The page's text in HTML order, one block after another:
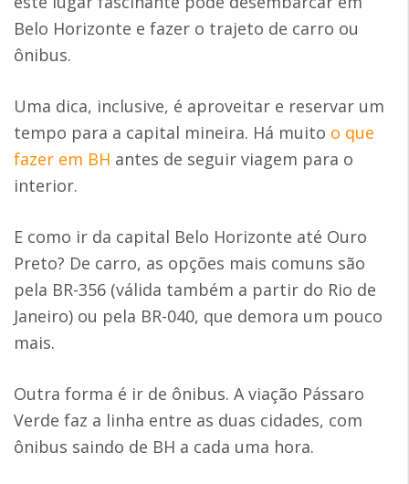
Belo Horizonte e fazer o trajeto de carro ou
ônibus.
Uma dica, inclusive, é aproveitar e reservar um
tempo para a capital mineira. Há muito o que
fazer em BH antes de seguir viagem para o
interior.
E como ir da capital Belo Horizonte até Ouro
Preto? De carro, as opções mais comuns são
pela BR-356 (válida também a partir do Rio de
Janeiro) ou pela BR-040, que demora um pouco
mais.
Outra forma é ir de ônibus. A viação Pássaro
Verde faz a linha entre as duas cidades, com
ônibus saindo de BH a cada uma hora.